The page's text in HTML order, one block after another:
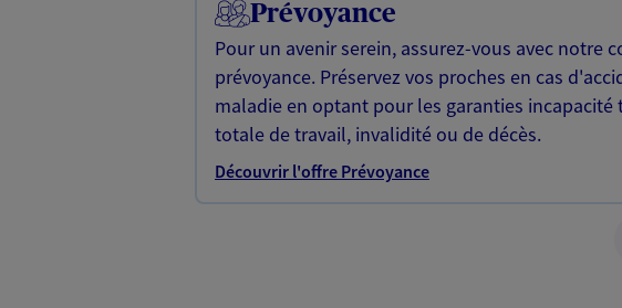
Prévoyance
Pour un avenir serein, assurez-vous avec notre
prévoyance. Préservez vos proches en cas
maladie en optant pour les garanties incapacité
totale de travail, invalidité ou de décès.
Découvrir l'offre Prévoyance